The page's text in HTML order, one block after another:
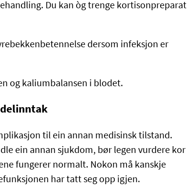
Du kan òg trenge kortisonpreparat
dersom infeksjon er
og kaliumbalansen i blodet.
til ein annan medisinsk tilstand.
ein annan sjukdom, bør legen vurdere kor
fungerer normalt. Nokon må kanskje
har tatt seg opp igjen.